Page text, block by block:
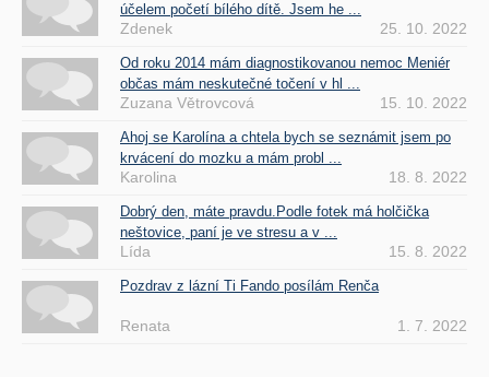
účelem početí bílého dítě. Jsem he ...
Zdenek 25. 10. 2022
Od roku 2014 mám diagnostikovanou nemoc Meniér
občas mám neskutečné točení v hl ...
Zuzana Větrovcová 15. 10. 2022
Ahoj se Karolína a chtela bych se seznámit jsem po
krvácení do mozku a mám probl ...
Karolina 18. 8. 2022
Dobrý den, máte pravdu.Podle fotek má holčička
neštovice, paní je ve stresu a v ...
Lída 15. 8. 2022
Pozdrav z lázní Ti Fando posílám Renča
Renata 1. 7. 2022